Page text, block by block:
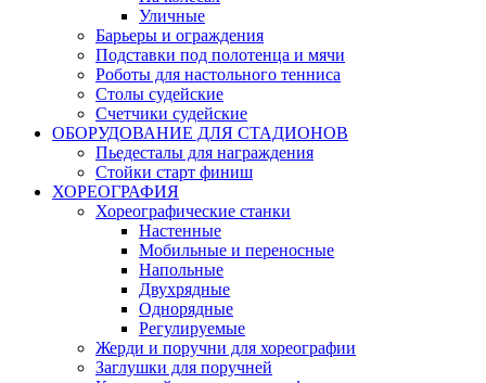
Уличные
Барьеры и ограждения
Подставки под полотенца и мячи
Роботы для настольного тенниса
Столы судейские
Счетчики судейские
ОБОРУДОВАНИЕ ДЛЯ СТАДИОНОВ
Пьедесталы для награждения
Стойки старт финиш
ХОРЕОГРАФИЯ
Хореографические станки
Настенные
Мобильные и переносные
Напольные
Двухрядные
Однорядные
Регулируемые
Жерди и поручни для хореографии
Заглушки для поручней